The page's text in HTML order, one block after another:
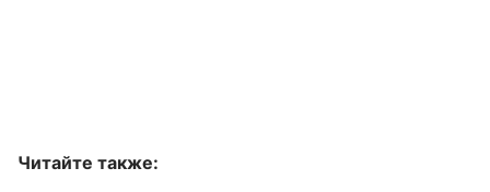
Читайте также: